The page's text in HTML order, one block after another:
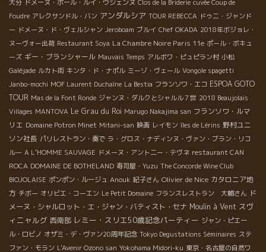
大分 ドメーヌ・ポール・ルイ・ウジェンヌ Clos de la Briderie cuvée Coup de
Foudre アレクサンドル・バン アンダルシア TOUR REBECCA ドゥニ・ジャンド
ー ドメーヌ・ド・ヴェルシャン Jeroboam ブルイ Chef OKADA 2018年ボジョレ・
ヌーヴォー出荷 Restaurant Soya La Chambre Noire Paris 11e ポール・ボキュ
ーズ ギー・ブランシャール Mauvais Temps アルボワ・ピュピラン村 小松
Galéjade ルカト街 キンタ・ド・ナポル ミーゾ・ヴェール Vongole spagetti
Janbo-mochi MOF Laurent Duchaîne La Bestia フランソワ・エコ ESPOA GOTO
TOUR Mas de la Font Ronde ジャンヌ・ダルクとシャルル７世 2018 Beaujolais
Villages MANTOVA Le Grau du Roi Marugo Nakajima san フランソワ・ルマ
リエ Domaine Potron Minet Mitani-san 映画 レイモン îles de Lérins 野村ユニ
ソン社長 パリレストラン・奏で ラ・グロス・ナディンヌ・ヴァン・ブラン・リコ
ルー A L’HOMME SAUVAGE ドメーヌ・アント二ー・テヴネ restaurant CAN
ROCA DOMAINE DE BOTHELAND 寿司屋・Yuzu The Concorde Wine Club
BIOJOLAISE ポンポン・ルージュ Anouk 紀子さん Olivier de Nice カタロニア地
方 チボー オリビエ・コーエン Le Petit Domaine フランスレストラン 大輔さん ド
メーヌ・シャルロット・エ・ジャン・バティスト・セナ Moulin à Vent スヴ
ィニャルグ 西南部 レミー・スリエ50歳記念パーティー ジャン・ピエー
ル・ロビノ オザミ・デ・ヴァン20周年記念 Tokyo Degustations Séminaires ステ
ファン・モラン L'Avenir Ozono san Yokohama Midori-ku 東京・名古屋の自然ワ